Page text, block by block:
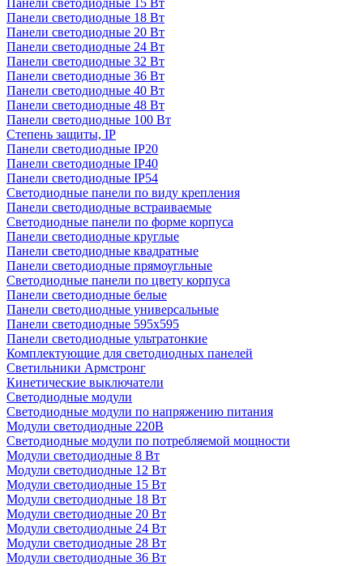
Панели светодиодные 15 Вт
Панели светодиодные 18 Вт
Панели светодиодные 20 Вт
Панели светодиодные 24 Вт
Панели светодиодные 32 Вт
Панели светодиодные 36 Вт
Панели светодиодные 40 Вт
Панели светодиодные 48 Вт
Панели светодиодные 100 Вт
Степень защиты, IP
Панели светодиодные IP20
Панели светодиодные IP40
Панели светодиодные IP54
Светодиодные панели по виду крепления
Панели светодиодные встраиваемые
Светодиодные панели по форме корпуса
Панели светодиодные круглые
Панели светодиодные квадратные
Панели светодиодные прямоугльные
Светодиодные панели по цвету корпуса
Панели светодиодные белые
Панели светодиодные универсальные
Панели светодиодные 595х595
Панели светодиодные ультратонкие
Комплектующие для светодиодных панелей
Светильники Армстронг
Кинетические выключатели
Светодиодные модули
Светодиодные модули по напряжению питания
Модули светодиодные 220В
Светодиодные модули по потребляемой мощности
Модули светодиодные 8 Вт
Модули светодиодные 12 Вт
Модули светодиодные 15 Вт
Модули светодиодные 18 Вт
Модули светодиодные 20 Вт
Модули светодиодные 24 Вт
Модули светодиодные 28 Вт
Модули светодиодные 36 Вт